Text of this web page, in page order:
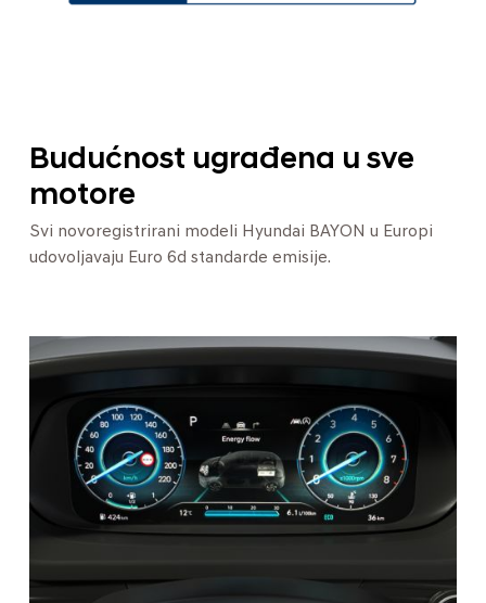
Budućnost ugrađena u sve
motore
Svi novoregistrirani modeli Hyundai BAYON u Europi
udovoljavaju Euro 6d standarde emisije.